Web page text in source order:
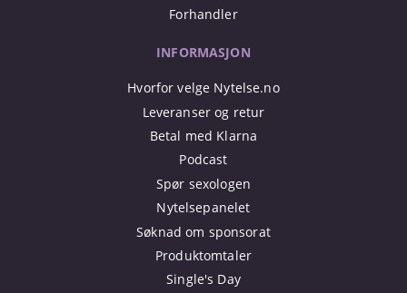
Forhandler
INFORMASJON
Hvorfor velge Nytelse.no
Leveranser og retur
Betal med Klarna
Podcast
Spør sexologen
Nytelsepanelet
Søknad om sponsorat
Produktomtaler
Single's Day